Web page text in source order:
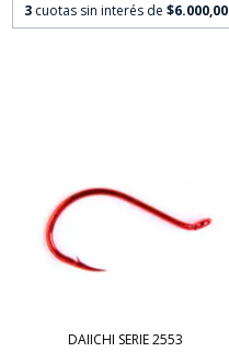
3 cuotas sin interés de $6.000,00
DAIICHI SERIE 2553